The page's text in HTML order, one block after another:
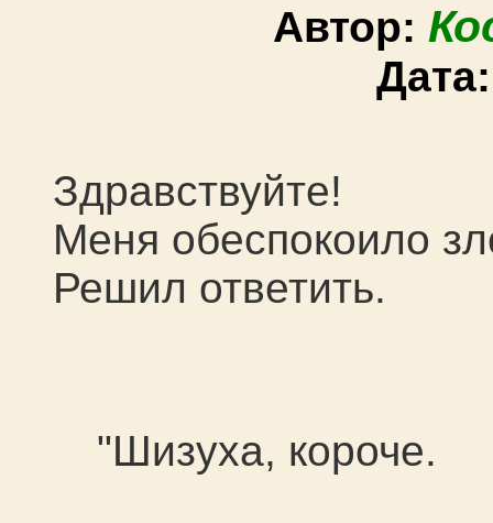
Автор:
Здравствуйте!
Меня обеспокоило
Решил ответить.
"Шизуха, короче.